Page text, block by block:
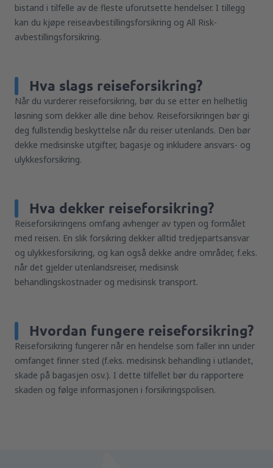
bistand i tilfelle av de fleste uforutsette hendelser. I tillegg
kan du kjøpe reiseavbestillingsforsikring og All Risk-
avbestillingsforsikring.
Hva slags reiseforsikring?
Når du vurderer reiseforsikring, bør du se etter en helhetlig
løsning som dekker alle dine behov. Reiseforsikringen bør gi
deg fullstendig beskyttelse når du reiser utenlands. Den bør
dekke medisinske utgifter, bagasje og inkludere ansvars- og
ulykkesforsikring.
Hva dekker reiseforsikring?
Reiseforsikringens omfang avhenger av typen og formålet
med reisen. En slik forsikring dekker alltid tredjepartsansvar
og ulykkesforsikring, og kan også dekke andre områder, f.eks.
når det gjelder utenlandsreiser, medisinsk
behandlingskostnader og medisinsk transport.
Hvordan fungere reiseforsikring?
Reiseforsikring fungerer når en hendelse som faller inn under
omfanget finner sted (f.eks. medisinsk behandling i utlandet,
skade på bagasjen osv.). I dette tilfellet bør du rapportere
skaden og følge informasjonen i forsikringspolisen.